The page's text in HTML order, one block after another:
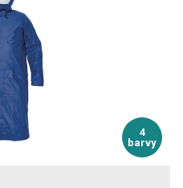
4
barvy